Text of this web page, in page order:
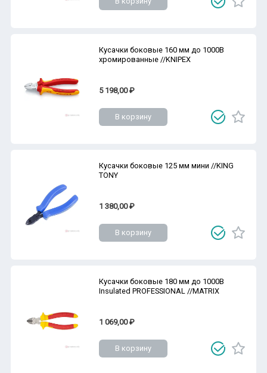
Кусачки боковые 160 мм до 1000В
хромированные //KNIPEX
5 198,00 ₽
В корзину
Кусачки боковые 125 мм мини //KING
TONY
1 380,00 ₽
В корзину
Кусачки боковые 180 мм до 1000В
Insulated PROFESSIONAL //MATRIX
1 069,00 ₽
В корзину